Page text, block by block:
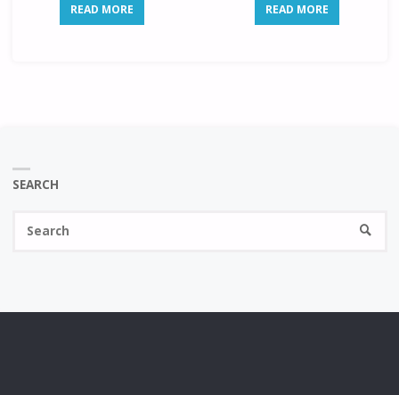
READ MORE READ MORE
SEARCH